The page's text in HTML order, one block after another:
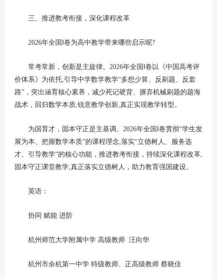
三、推进教考衔接，深化课程改革
2026年全国Ⅰ卷为高中教学带来哪些启示呢?
常考常新，创新是主旋律。2026年全国Ⅰ卷以《中国高考评
价体系》为依托,引导中学数学教学“多想少算、反刷题、反套
路”，突出涵育核心素养，减少死记硬背、摒弃机械刷题的题海
战术，回归数学本质,锐意教学创新,真正实现教学转型。
为国育才，固本守正是主基调。2026年全国Ⅰ卷贯彻“学生发
展为本、把握数学本质”的课程理念,落实“立德树人、服务选
才、引导教学”的核心功能，推进教考衔接，持续深化课程改革,
固本守正课堂教学,真正落实立德树人，助力教育强国建设。
英语：
协同 赋能 进阶
杭州师范大学附属中学 高级教师 汪向华
杭州市余杭第一中学 特级教师、正高级教师 蔡晓佳